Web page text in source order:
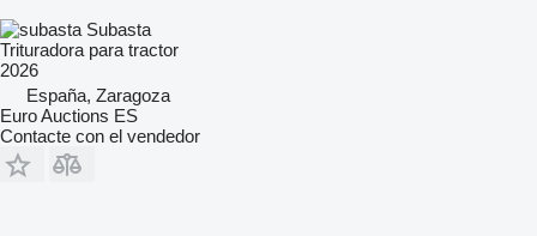
Subasta
Trituradora para tractor
2026
España, Zaragoza
Euro Auctions ES
Contacte con el vendedor